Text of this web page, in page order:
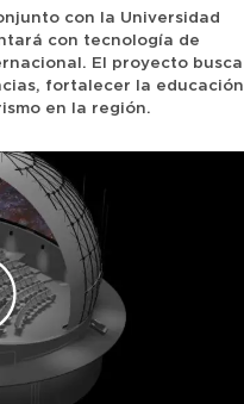
con la Universidad
con tecnología de
El proyecto busca
fortalecer la educación
en la región.